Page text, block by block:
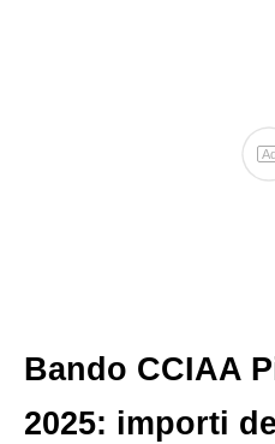
Bando CCIAA
2025: importi